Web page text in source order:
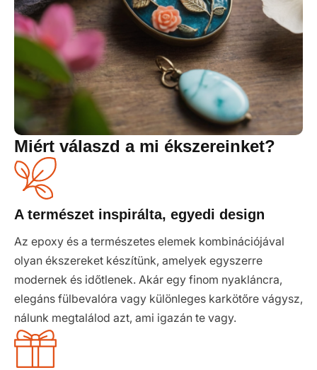
Miért válaszd a mi ékszereinket?
A természet inspirálta, egyedi design
Az epoxy és a természetes elemek kombinációjával
olyan ékszereket készítünk, amelyek egyszerre
modernek és időtlenek. Akár egy finom nyakláncra,
elegáns fülbevalóra vagy különleges karkötőre vágysz,
nálunk megtalálod azt, ami igazán te vagy.